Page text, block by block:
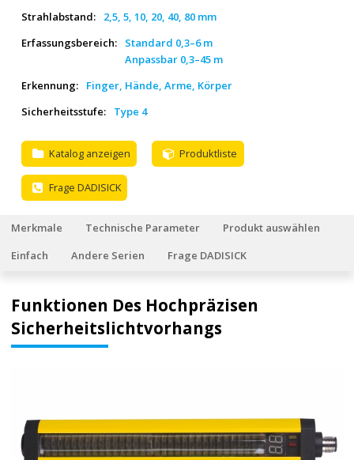
Strahlabstand:
2,5, 5, 10, 20, 40, 80 mm
Erfassungsbereich:
Standard 0,3–6 m
Anpassbar 0,3–45 m
Erkennung:
Finger, Hände, Arme, Körper
Sicherheitsstufe:
Type 4
Katalog anzeigen Produktliste
Frage DADISICK
Merkmale Technische Parameter
Produkt auswählen
Einfach
Andere Serien Frage DADISICK
Funktionen Des Hochpräzisen
Sicherheitslichtvorhangs